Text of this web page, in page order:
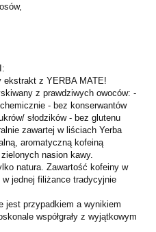
ekstrakt z YERBA MATE!
z prawdziwych owoców: -
- bez konserwantów
słodzików - bez glutenu
zawartej w liściach Yerba
aromatyczną kofeiną
nasion kawy.
natura. Zawartość kofeiny w
jednej filiżance tradycyjnie
jest przypadkiem a wynikiem
współgrały z wyjątkowym